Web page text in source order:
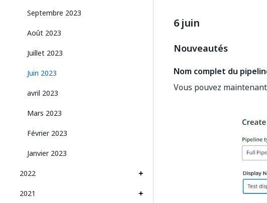
Septembre 2023
Août 2023
Juillet 2023
Juin 2023
avril 2023
Mars 2023
Février 2023
Janvier 2023
2022
2021
6 juin
Nouveautés
Nom complet du
Vous pouvez